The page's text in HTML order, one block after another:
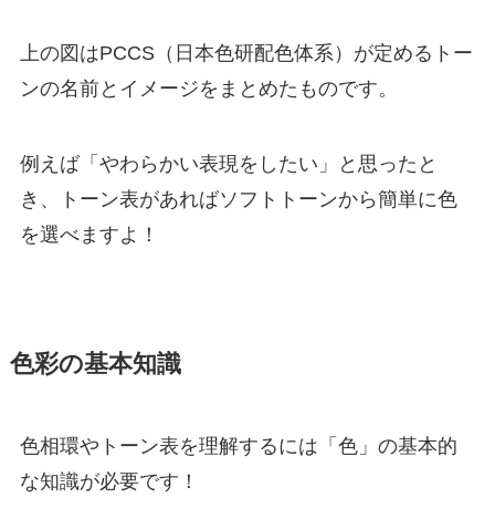
上の図はPCCS（日本色研配色体系）が定めるトー
ンの名前とイメージをまとめたものです。
例えば「やわらかい表現をしたい」と思ったと
き、トーン表があればソフトトーンから簡単に色
を選べますよ！
色彩の基本知識
色相環やトーン表を理解するには「色」の基本的
な知識が必要です！